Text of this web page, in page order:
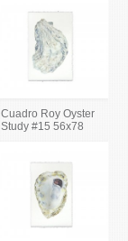
Cuadro Roy Oyster
Study #15 56x78